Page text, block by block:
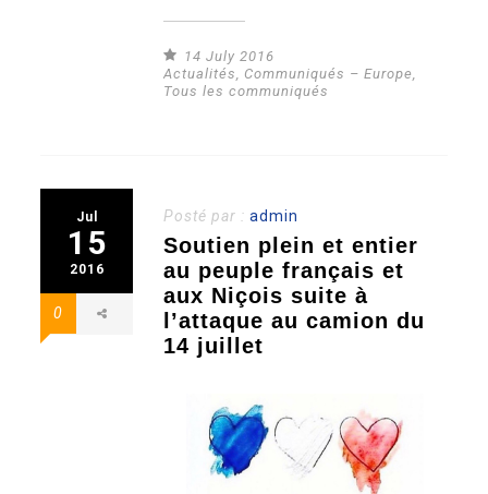
14 July 2016
Actualités, Communiqués – Europe,
Tous les communiqués
Jul
15
2016
0
Posté par :admin
Soutien plein et entier
au peuple français et
aux Niçois suite à
l’attaque au camion du
14 juillet